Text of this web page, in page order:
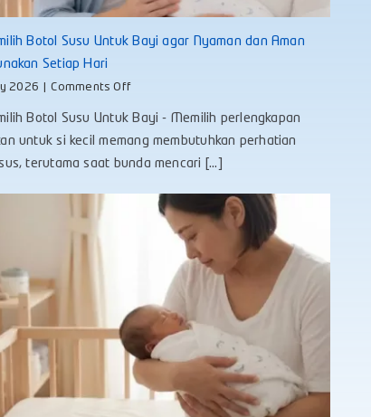
Botol Susu Untuk Bayi agar Nyaman dan Aman
Setiap Hari
2026 Comments Offon
Botol
Susu
Nyaman
Botol Susu Untuk Bayi - Memilih perlengkapan
untuk si kecil memang membutuhkan perhatian
terutama saat bunda mencari [...]